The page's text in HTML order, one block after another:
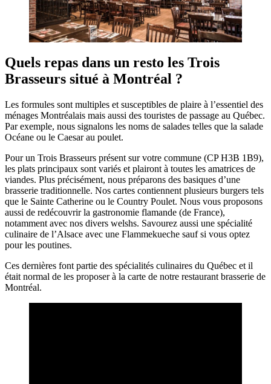
Quels repas dans un resto les Trois
Brasseurs situé à Montréal ?
Les formules sont multiples et susceptibles de plaire à l’essentiel des
ménages Montréalais mais aussi des touristes de passage au Québec.
Par exemple, nous signalons les noms de salades telles que la salade
Océane ou le Caesar au poulet.
Pour un Trois Brasseurs présent sur votre commune (CP H3B 1B9),
les plats principaux sont variés et plairont à toutes les amatrices de
viandes. Plus précisément, nous préparons des basiques d’une
brasserie traditionnelle. Nos cartes contiennent plusieurs burgers tels
que le Sainte Catherine ou le Country Poulet. Nous vous proposons
aussi de redécouvrir la gastronomie flamande (de France),
notamment avec nos divers welshs. Savourez aussi une spécialité
culinaire de l’Alsace avec une Flammekueche sauf si vous optez
pour les poutines.
Ces dernières font partie des spécialités culinaires du Québec et il
était normal de les proposer à la carte de notre restaurant brasserie de
Montréal.